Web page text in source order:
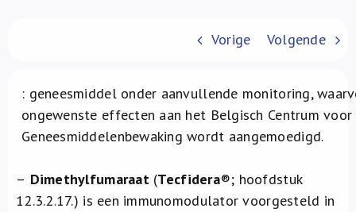
Vorige Volgende
: geneesmiddel onder aanvullende monitoring,
ongewenste effecten aan het Belgisch Centrum voor
Geneesmiddelenbewaking wordt aangemoedigd.
– Dimethylfumaraat(Tecfidera®; hoofdstuk
12.3.2.17.) is een immunomodulator voorgesteld in